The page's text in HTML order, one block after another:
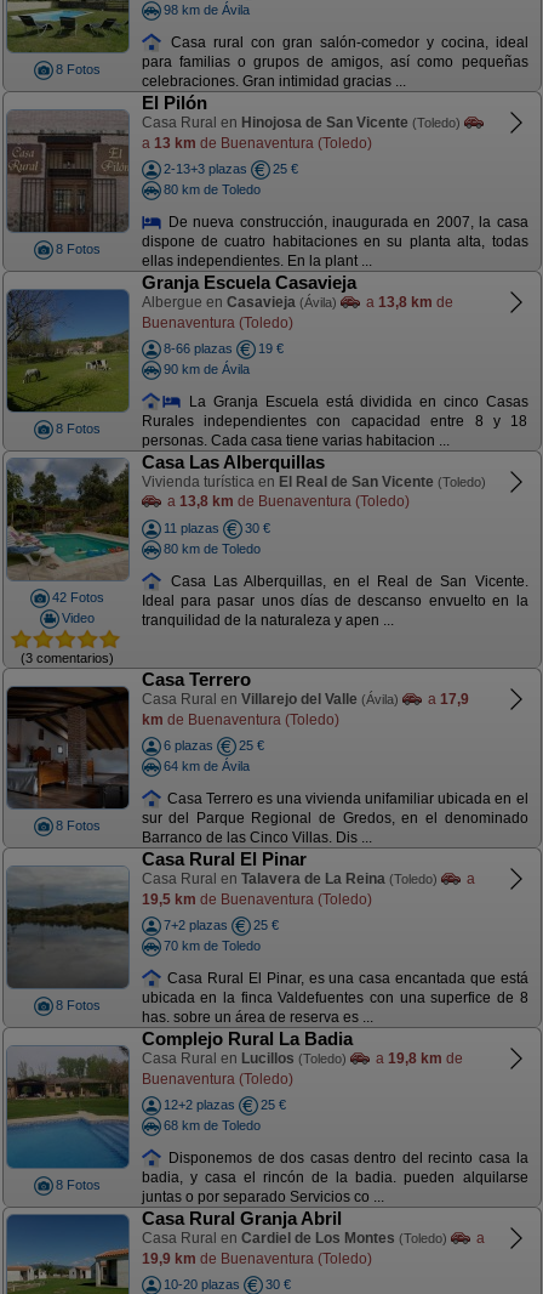
8 Fotos
98 km de Ávila
Casa rural con gran salón-comedor y cocina, ideal
para familias o grupos de amigos, así como pequeñas
celebraciones. Gran intimidad gracias ...
8 Fotos
El Pilón
Casa Rural en Hinojosa de San Vicente (Toledo)
a 13 km de Buenaventura (Toledo)
2-13+3 plazas
25 €
80 km de Toledo
De nueva construcción, inaugurada en 2007, la casa
dispone de cuatro habitaciones en su planta alta, todas
ellas independientes. En la plant ...
8 Fotos
Granja Escuela Casavieja
Albergue en Casavieja (Ávila) a 13,8 km de
Buenaventura (Toledo)
8-66 plazas
19 €
90 km de Ávila
La Granja Escuela está dividida en cinco Casas
Rurales independientes con capacidad entre 8 y 18
personas. Cada casa tiene varias habitacion ...
42 Fotos
Video
(3 comentarios)
Casa Las Alberquillas
Vivienda turística en El Real de San Vicente (Toledo)
a 13,8 km de Buenaventura (Toledo)
11 plazas
30 €
80 km de Toledo
Casa Las Alberquillas, en el Real de San Vicente.
Ideal para pasar unos días de descanso envuelto en la
tranquilidad de la naturaleza y apen ...
8 Fotos
Casa Terrero
Casa Rural en Villarejo del Valle (Ávila) a 17,9
km de Buenaventura (Toledo)
6 plazas
25 €
64 km de Ávila
Casa Terrero es una vivienda unifamiliar ubicada en el
sur del Parque Regional de Gredos, en el denominado
Barranco de las Cinco Villas. Dis ...
8 Fotos
Casa Rural El Pinar
Casa Rural en Talavera de La Reina (Toledo)
a
19,5 km de Buenaventura (Toledo)
7+2 plazas
25 €
70 km de Toledo
Casa Rural El Pinar, es una casa encantada que está
ubicada en la finca Valdefuentes con una superfice de 8
has. sobre un área de reserva es ...
8 Fotos
Complejo Rural La Badia
Casa Rural en Lucillos (Toledo) a 19,8 km de
Buenaventura (Toledo)
12+2 plazas
25 €
68 km de Toledo
Disponemos de dos casas dentro del recinto casa la
badia, y casa el rincón de la badia. pueden alquilarse
juntas o por separado Servicios co ...
Casa Rural Granja Abril
Casa Rural en Cardiel de Los Montes (Toledo)
a
19,9 km de Buenaventura (Toledo)
10-20 plazas 30 €